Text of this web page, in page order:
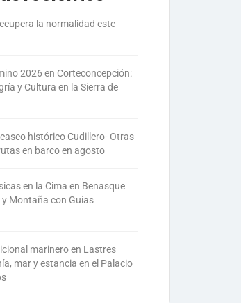
la normalidad este
2026 en Corteconcepción:
y Cultura en la Sierra de
histórico Cudillero- Otras
en barco en agosto
en la Cima en Benasque
Montaña con Guías
marinero en Lastres
mar y estancia en el Palacio